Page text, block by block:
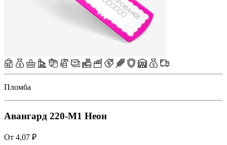
Пломба
Авангард 220-M1 Неон
От 4,07 ₽